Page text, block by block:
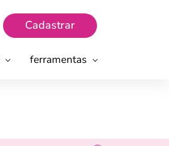
Cadastrar
ferramentas